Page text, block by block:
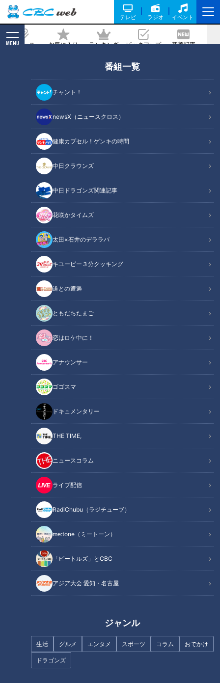
テレビ ラジオ イベント
ニュース お気に入り ランキング ピックアップ 新着記事
MENU
番組一覧
チャント！
newsX（ニュースクロス）
健康カプセル！ゲンキの時間
中日クラウンズ
中日ドラゴンズ関連記事
花咲かタイムズ
太田×石井のデララバ
キユーピー３分クッキング
道との遭遇
ともだちたまご
恋はロケ中に！
アナウンサー
ゴゴスマ
ドキュメンタリー
THE TIME,
ニュースコラム
ライブ配信
RadiChubu（ラジチューブ）
me:tone（ミートーン）
「ビートルズ」とCBC
アジア大会 愛知・名古屋
ジャンル
生活 グルメ エンタメ スポーツ コラム おでかけ
ドラゴンズ
３分クッキング】
2026/03/02 18:00
CBCテレビ：画像『キユーピー3分クッキング』
キユーピー３分クッキング
レシピ紹介
定番おかず「鶏の照り焼き」を簡単においしく作りましょう。
鶏肉はそぎ切りにするとたれがからみやすく、火の通りもよく
なります。（講師：髙井英克先生／キユーピー３分クッキング
関連リンク
ッキング公式】
材料（2人分）
作り方
オススメ関連コンテンツ
材料（2人分）
鶏もも肉 1枚(300g)
(小麦粉適量)
長ねぎ 1本
照り焼きだれ
みりん 大さじ3と1/3